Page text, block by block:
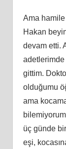
Ama
Hakan
devam etti.
adetlerimde
gittim.
olduğumu
ama
üç günde
eşi,